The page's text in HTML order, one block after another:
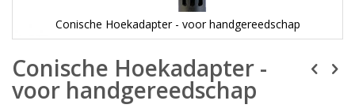
Conische Hoekadapter - voor handgereedschap
to
the
beginning
Conische Hoekadapter -
voor handgereedschap